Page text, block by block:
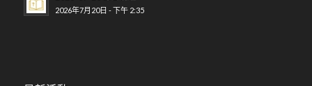
2026年7月20日 - 下午 2:35